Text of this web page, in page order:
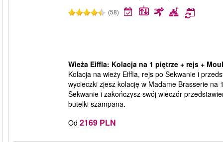
(58)
Wieża Eiffla: Kolacja na 1 piętrze + rejs +
Kolacja na wieży Eiffla, rejs po Sekwanie i
wycieczki zjesz kolację w Madame Brasserie
Sekwanie i zakończysz swój wieczór
butelki szampana.
Od 2169 PLN